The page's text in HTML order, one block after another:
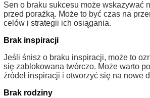
Sen o braku sukcesu może wskazywać
przed porażką. Może to być czas na
celów i strategii ich osiągania.
Brak inspiracji
Jeśli śnisz o braku inspiracji, może to
się zablokowana twórczo. Może warto
źródeł inspiracji i otworzyć się na nowe
Brak rodziny